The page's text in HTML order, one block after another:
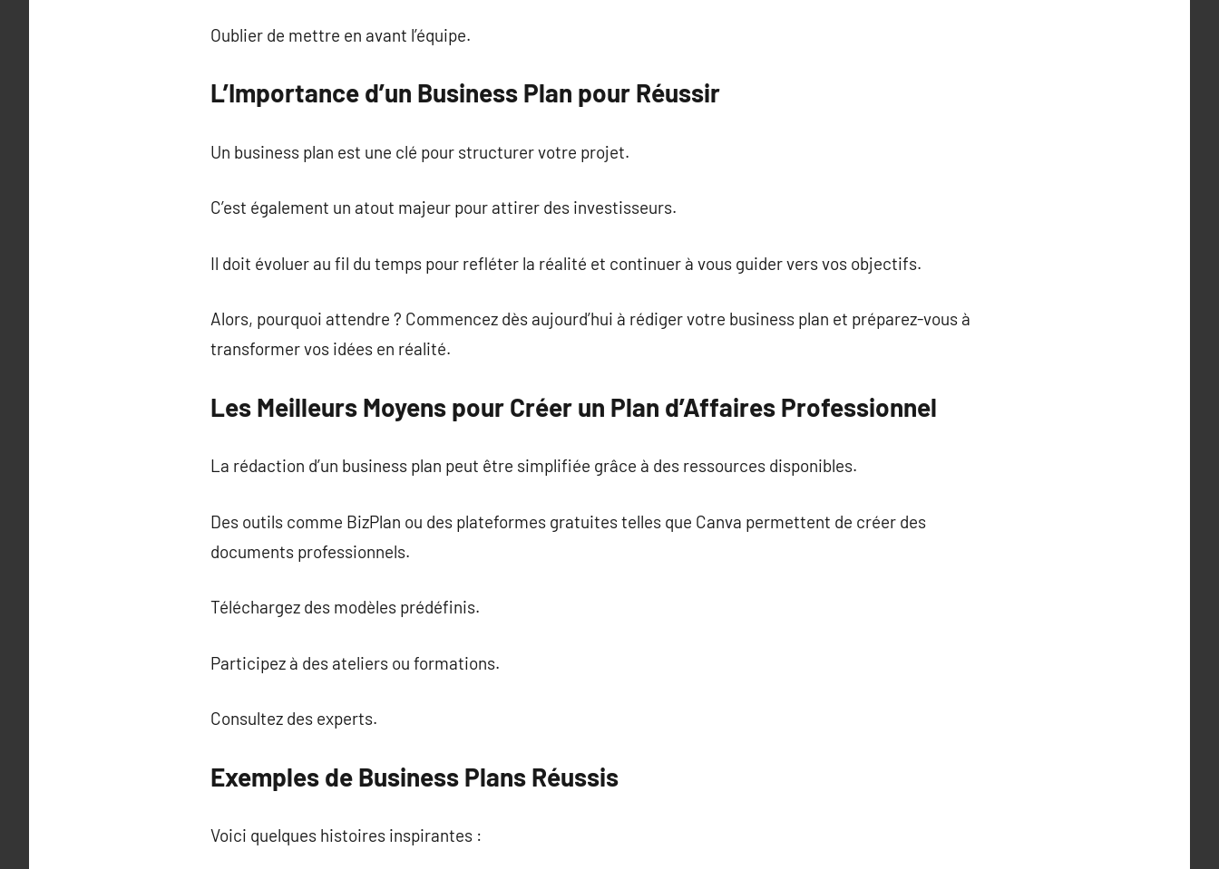
Oublier de mettre en avant l’équipe.
L’Importance d’un Business Plan pour Réussir
Un business plan est une clé pour structurer votre projet.
C’est également un atout majeur pour attirer des investisseurs.
Il doit évoluer au fil du temps pour refléter la réalité et continuer à vous guider vers vos objectifs.
Alors, pourquoi attendre ? Commencez dès aujourd’hui à rédiger votre business plan et préparez-vous à
transformer vos idées en réalité.
Les Meilleurs Moyens pour Créer un Plan d’Affaires Professionnel
La rédaction d’un business plan peut être simplifiée grâce à des ressources disponibles.
Des outils comme BizPlan ou des plateformes gratuites telles que Canva permettent de créer des
documents professionnels.
Téléchargez des modèles prédéfinis.
Participez à des ateliers ou formations.
Consultez des experts.
Exemples de Business Plans Réussis
Voici quelques histoires inspirantes :